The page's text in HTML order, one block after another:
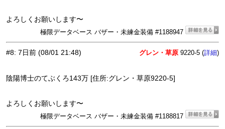
よろしくお願いします〜
極限データベース バザー・未練金装備 #1188947
#8: 7日前 (08/01 21:48) グレン・草原 9220-5 (詳細)
陰陽博士のてぶくろ143万 [住所:グレン・草原9220-5]
よろしくお願いします〜
極限データベース バザー・未練金装備 #1188817